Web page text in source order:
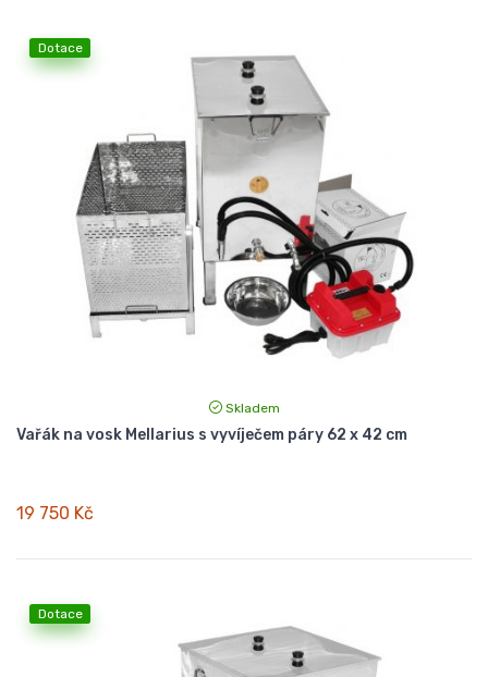
Dotace
Skladem
Vařák na vosk Mellarius s vyvíječem páry 62 x 42 cm
19 750 Kč
Dotace